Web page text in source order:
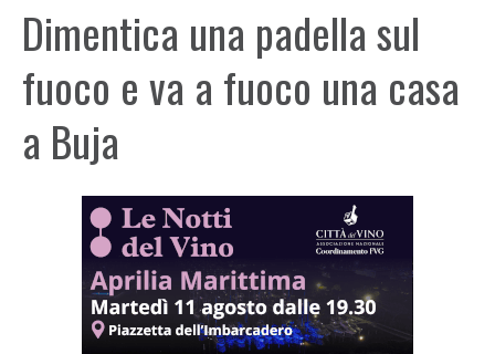
Dimentica una padella sul
fuoco e va a fuoco una casa
a Buja